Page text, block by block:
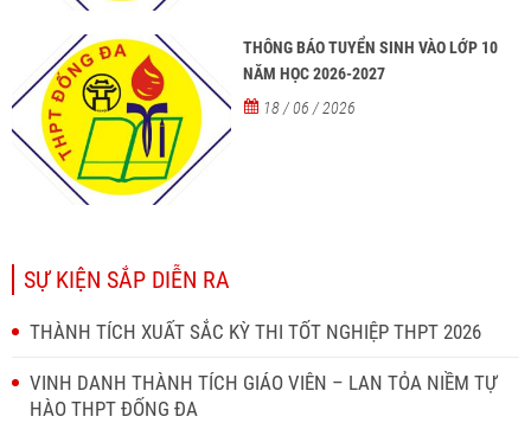
THÔNG BÁO TUYỂN SINH VÀO LỚP 10
NĂM HỌC 2026-2027
18 / 06 / 2026
SỰ KIỆN SẮP DIỄN RA
THÀNH TÍCH XUẤT SẮC KỲ THI TỐT NGHIỆP THPT 2026
VINH DANH THÀNH TÍCH GIÁO VIÊN – LAN TỎA NIỀM TỰ
HÀO THPT ĐỐNG ĐA